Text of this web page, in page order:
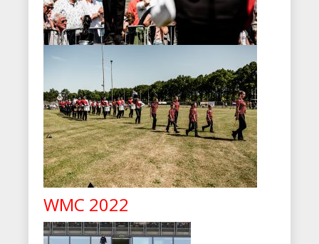
WMC 2022